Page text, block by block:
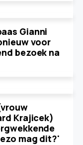
Gianni
voor
bezoek na
Krajicek)
mag dit?'